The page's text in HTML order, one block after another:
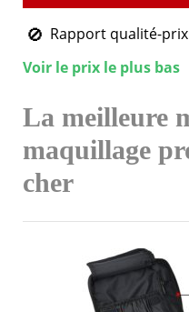
Rapport qualité-
Voir le prix le plus bas
La meilleure
maquillage
cher